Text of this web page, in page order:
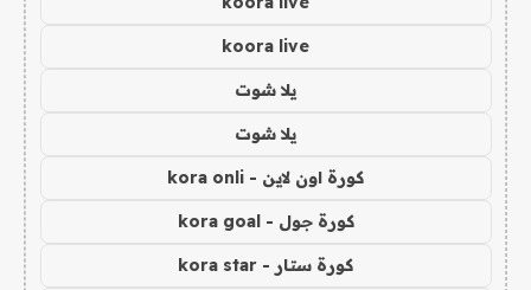
koora live
يلا شوت
يلا شوت
كورة اون لاين - kora onli
كورة جول - kora goal
كورة ستار - kora star